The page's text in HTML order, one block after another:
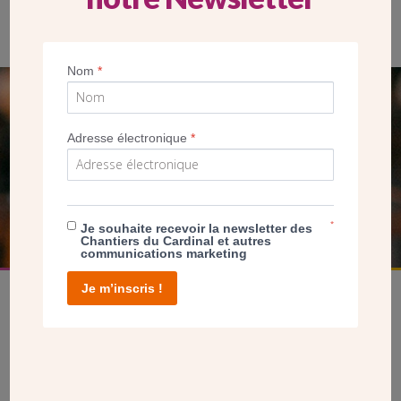
SEUL VOTRE DON
NOUS PERMET D’AGIR
FAIRE UN DON
Nom*
Adresse électronique*
Je souhaite recevoir la newsletter des
Chantiers du Cardinal et autres
communications marketing
*
Je m’inscris !